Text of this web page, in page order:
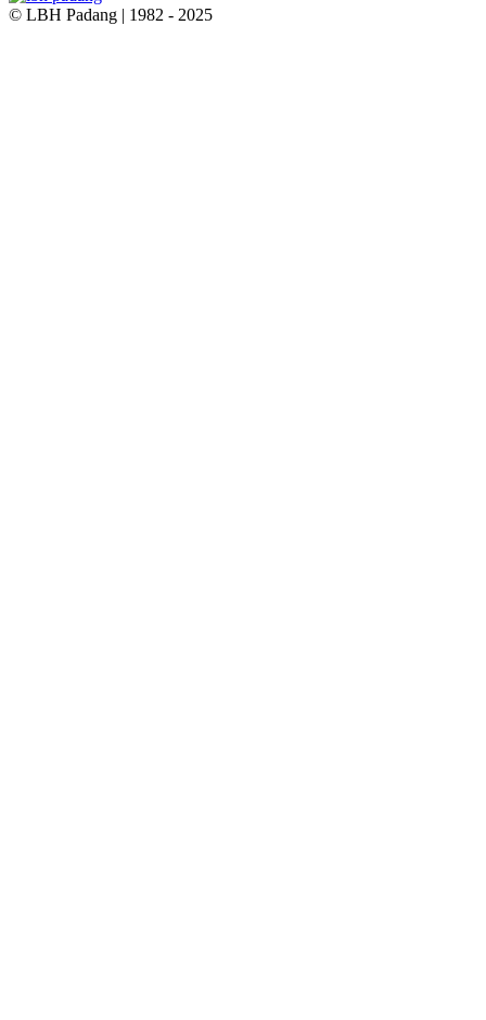
© LBH Padang | 1982 - 2025